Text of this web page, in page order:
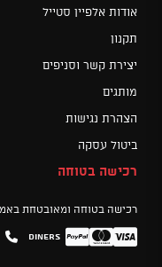
אודות אלפיין סטייל
תקנון
יצירת קשר וסניפים
מותגים
הצהרת נגישות
ביטול עסקה
רכישה בטוחה
רכישה בטוחה ומאובטחת
Visa
Mastercard
PayPal
Diners